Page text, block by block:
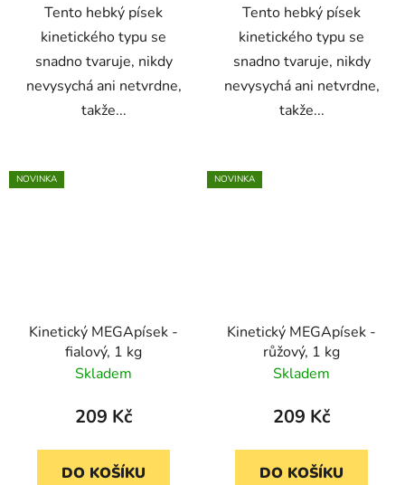
Tento hebký písek
kinetického typu se
snadno tvaruje, nikdy
nevysychá ani netvrdne,
takže...
Tento hebký písek
kinetického typu se
snadno tvaruje, nikdy
nevysychá ani netvrdne,
takže...
NOVINKA
Kinetický MEGApísek -
fialový, 1 kg
Skladem
209 Kč
DO KOŠÍKU
NOVINKA
Kinetický MEGApísek -
růžový, 1 kg
Skladem
209 Kč
DO KOŠÍKU